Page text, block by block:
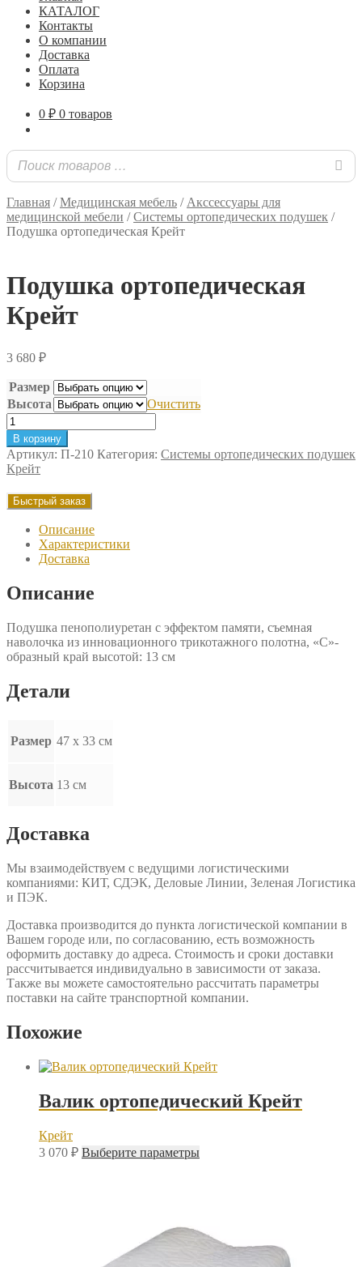
КАТАЛОГ
Контакты
О компании
Доставка
Оплата
Корзина
0 ₽ 0 товаров
Главная /Медицинская мебель / Акссессуары для
медицинской мебели /Системы ортопедических подушек /
Подушка ортопедическая Крейт
Подушка ортопедическая
Крейт
3 680 ₽
Размер
Высота
Очистить
Количество
товара
Подушка
ортопедическая
Крейт
В корзину
Артикул: П-210 Категория: Системы ортопедических подушек
Крейт
Быстрый заказ
Описание
Характеристики
Доставка
Описание
Подушка пенополиуретан с эффектом памяти, съемная
наволочка из инновационного трикотажного полотна, «С»-
образный край высотой: 13 см
Детали
Размер 47 х 33 см
Высота 13 см
Доставка
Мы взаимодействуем с ведущими логистическими
компаниями: КИТ, СДЭК, Деловые Линии, Зеленая Логистика
и ПЭК.
Доставка производится до пункта логистической компании в
Вашем городе или, по согласованию, есть возможность
оформить доставку до адреса. Стоимость и сроки доставки
рассчитывается индивидуально в зависимости от заказа.
Также вы можете самостоятельно рассчитать параметры
поставки на сайте транспортной компании.
Похожие
Валик ортопедический Крейт
Крейт
3 070 ₽ Выберите параметрыЭтот
можно
выбрать